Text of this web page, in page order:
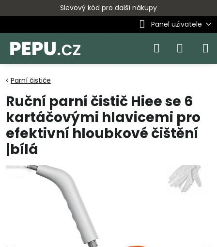
Slevový kód pro další nákupy
Panel uživatele
Parní čističe
Ruční parní čistič Hiee se 6
kartáčovými hlavicemi pro
efektivní hloubkové čištění
|bílá